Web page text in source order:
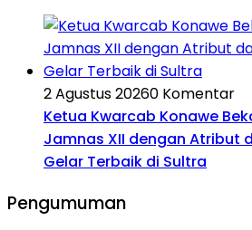
2 Agustus 20260 Komentar
Ketua Kwarcab Konawe
Jamnas XII dengan Atribut
Gelar Terbaik di Sultra
Pengumuman